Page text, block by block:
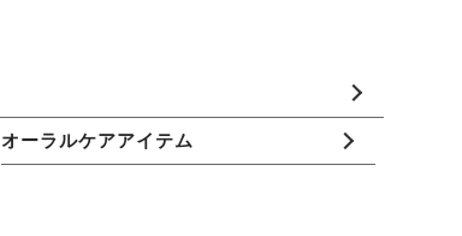
オーラルケアアイテム